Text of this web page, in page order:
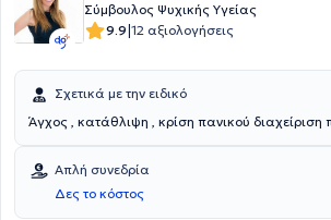
στα ελληνικά και στα αγγλικά, προσφέροντας
υποστηρικτικό χώρο διερεύνησης του εαυτού,
προσωπικής ταυτότητας, με σεβασμό στη
ανθρώπου.
Σύμβουλος Ψυχικής Υγείας
9.9|12 αξιολογήσεις
Σχετικά με την ειδικό
Άγχος , κατάθλιψη , κρίση πανικού διαχείριση
Απλή συνεδρία
Δες το κόστος